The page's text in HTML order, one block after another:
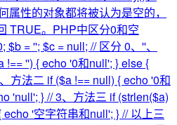
属性的对象都将被认为是空的，
TRUE。PHP中区分0和空
$b = ''; $c = null; // 区分 0、''、
!== '') { echo '0和null'; } else {
方法二 if ($a !== null) { echo '0和
'null'; } // 3、方法三 if (strlen($a)
echo '空字符串和null'; } // 以上三